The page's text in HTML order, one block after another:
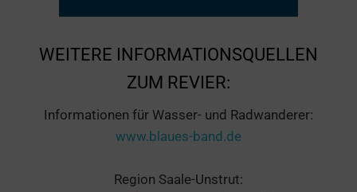
WEITERE INFORMATIONSQUELLEN
ZUM REVIER:
Informationen für Wasser- und Radwanderer:
www.blaues-band.de
Region Saale-Unstrut: